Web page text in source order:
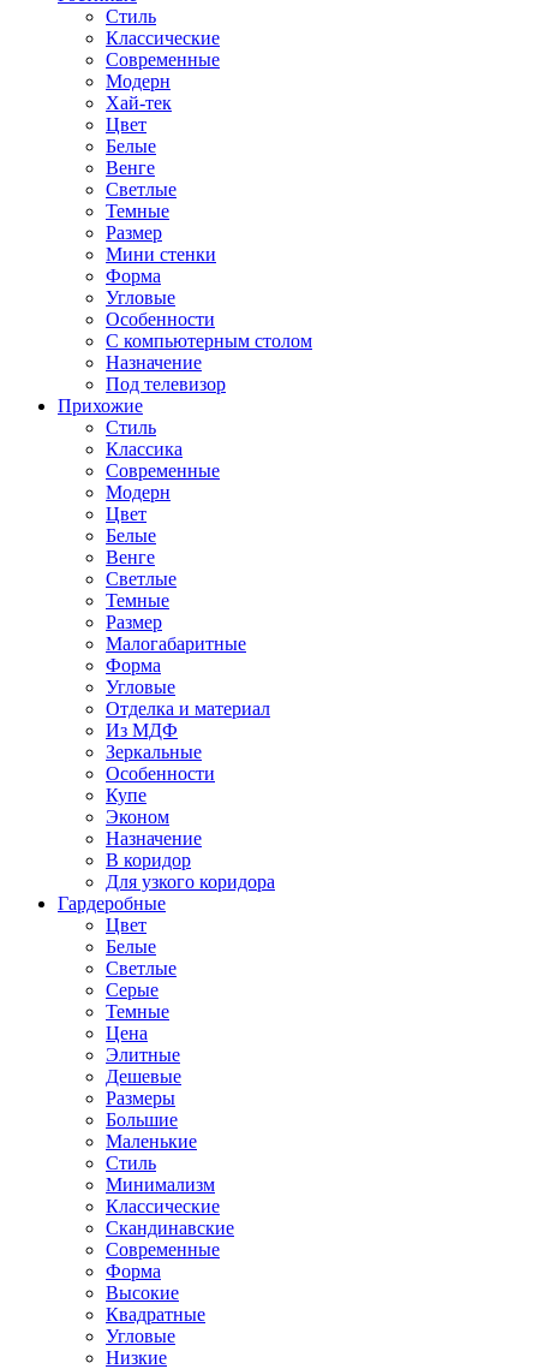
Стиль
Классические
Современные
Модерн
Хай-тек
Цвет
Белые
Венге
Светлые
Темные
Размер
Мини стенки
Форма
Угловые
Особенности
С компьютерным столом
Назначение
Под телевизор
Прихожие
Стиль
Классика
Современные
Модерн
Цвет
Белые
Венге
Светлые
Темные
Размер
Малогабаритные
Форма
Угловые
Отделка и материал
Из МДФ
Зеркальные
Особенности
Купе
Эконом
Назначение
В коридор
Для узкого коридора
Гардеробные
Цвет
Белые
Светлые
Серые
Темные
Цена
Элитные
Дешевые
Размеры
Большие
Маленькие
Стиль
Минимализм
Классические
Скандинавские
Современные
Форма
Высокие
Квадратные
Угловые
Низкие